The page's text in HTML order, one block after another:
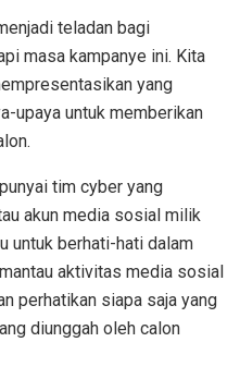
teladan bagi
masa kampanye ini. Kita
yang
upaya untuk memberikan
tim cyber yang
akun media sosial milik
untuk berhati-hati dalam
aktivitas media sosial
perhatikan siapa saja yang
diunggah oleh calon